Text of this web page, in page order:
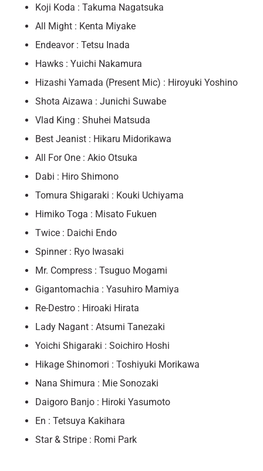
Koji Koda : Takuma Nagatsuka
All Might : Kenta Miyake
Endeavor : Tetsu Inada
Hawks : Yuichi Nakamura
Hizashi Yamada (Present Mic) : Hiroyuki Yoshino
Shota Aizawa : Junichi Suwabe
Vlad King : Shuhei Matsuda
Best Jeanist : Hikaru Midorikawa
All For One : Akio Otsuka
Dabi : Hiro Shimono
Tomura Shigaraki : Kouki Uchiyama
Himiko Toga : Misato Fukuen
Twice : Daichi Endo
Spinner : Ryo Iwasaki
Mr. Compress : Tsuguo Mogami
Gigantomachia : Yasuhiro Mamiya
Re-Destro : Hiroaki Hirata
Lady Nagant : Atsumi Tanezaki
Yoichi Shigaraki : Soichiro Hoshi
Hikage Shinomori : Toshiyuki Morikawa
Nana Shimura : Mie Sonozaki
Daigoro Banjo : Hiroki Yasumoto
En : Tetsuya Kakihara
Star & Stripe : Romi Park